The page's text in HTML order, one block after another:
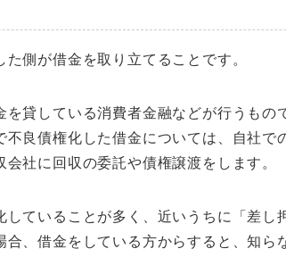
側が借金を取り立てることです。
貸している消費者金融などが行うもの
不良債権化した借金については、自社で
社に回収の委託や債権譲渡をします。
していることが多く、近いうちに「差し
合、借金をしている方からすると、知ら